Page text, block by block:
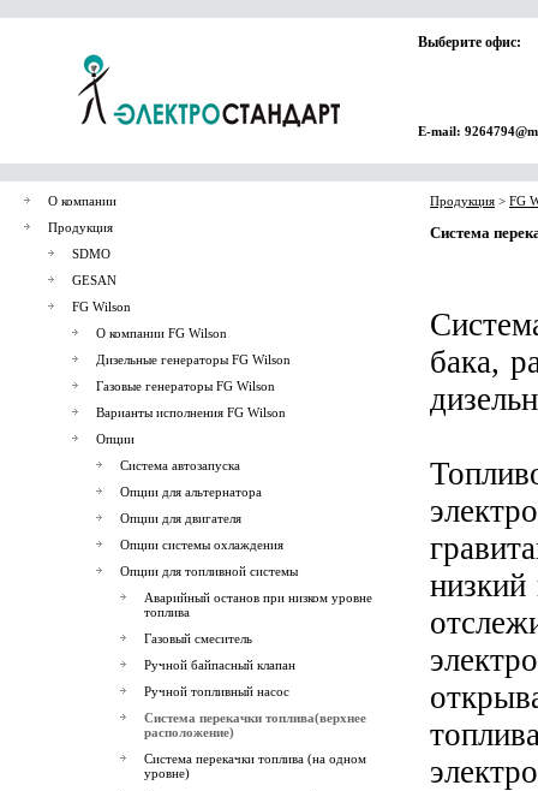
Выберите офис:
E-mail:
О компании
Продукция
SDMO
GESAN
FG Wilson
О компании FG Wilson
Дизельные генераторы FG Wilson
Газовые генераторы FG Wilson
Варианты исполнения FG Wilson
Опции
Система автозапуска
Опции для альтернатора
Опции для двигателя
Опции системы охлаждения
Опции для топливной системы
Аварийный останов при низком уровне
топлива
Газовый смеситель
Ручной байпасный клапан
Ручной топливный насос
Система перекачки топлива(верхнее
расположение)
Система перекачки топлива (на одном
уровне)
Продукция > FG
Система
бака,